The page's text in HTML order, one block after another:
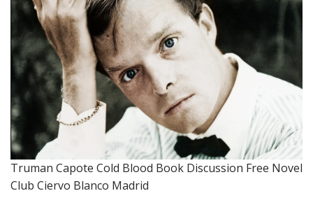
Truman Capote Cold Blood Book Discussion Free Novel
Club Ciervo Blanco Madrid